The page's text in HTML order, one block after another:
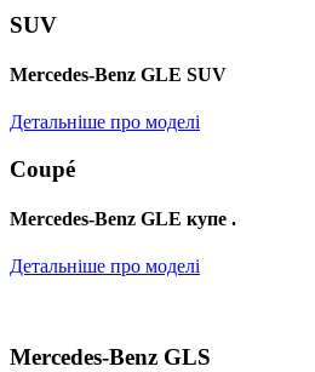
SUV
Mercedes-Benz GLE SUV
Детальніше про моделі
Coupé
Mercedes-Benz GLE купе .
Детальніше про моделі
Mercedes-Benz GLS